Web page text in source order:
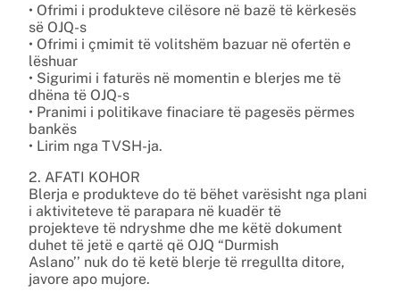
• Ofrimi i produkteve cilësore në bazë të kërkesës
së OJQ-s
• Ofrimi i çmimit të volitshëm bazuar në ofertën e
lëshuar
• Sigurimi i faturës në momentin e blerjes me të
dhëna të OJQ-s
• Pranimi i politikave finaciare të pagesës përmes
bankës
• Lirim nga TVSH-ja.
2. AFATI KOHOR
Blerja e produkteve do të bëhet varësisht nga plani
i aktiviteteve të parapara në kuadër të
projekteve të ndryshme dhe me këtë dokument
duhet të jetë e qartë që OJQ “Durmish
Aslano’’ nuk do të ketë blerje të rregullta ditore,
javore apo mujore.